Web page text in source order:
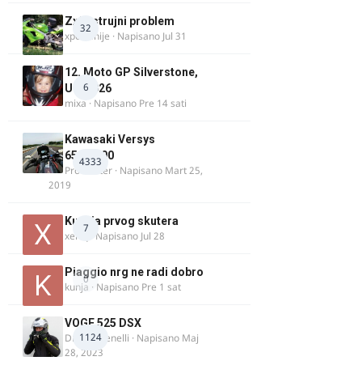
32
Zx9r strujni problem
xpetronije · Napisano Jul 31
6
12. Moto GP Silverstone,
UK, 2026
mixa · Napisano Pre 14 sati
4333
Kawasaki Versys
650/1000
ProMaster · Napisano Mart 25,
2019
7
Kupnja prvog skutera
xertq · Napisano Jul 28
0
Piaggio nrg ne radi dobro
kunja · Napisano Pre 1 sat
1124
VOGE 525 DSX
DraganBenelli · Napisano Maj
28, 2023